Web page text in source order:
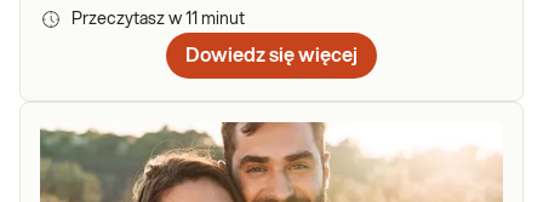
Przeczytasz w 11 minut
Dowiedz się więcej